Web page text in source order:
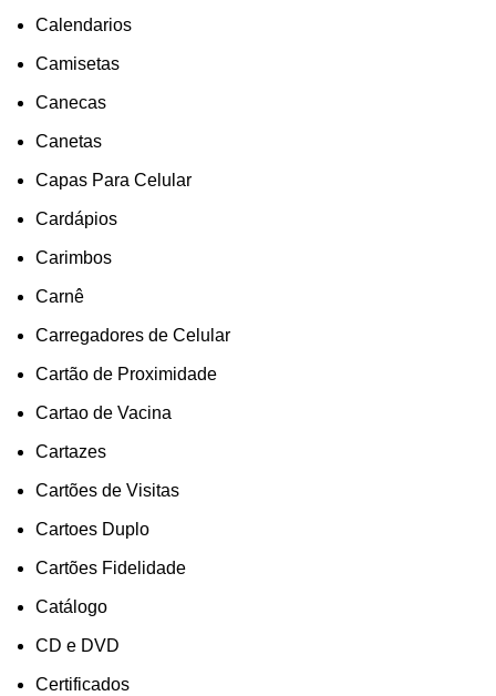
Calendarios
Camisetas
Canecas
Canetas
Capas Para Celular
Cardápios
Carimbos
Carnê
Carregadores de Celular
Cartão de Proximidade
Cartao de Vacina
Cartazes
Cartões de Visitas
Cartoes Duplo
Cartões Fidelidade
Catálogo
CD e DVD
Certificados